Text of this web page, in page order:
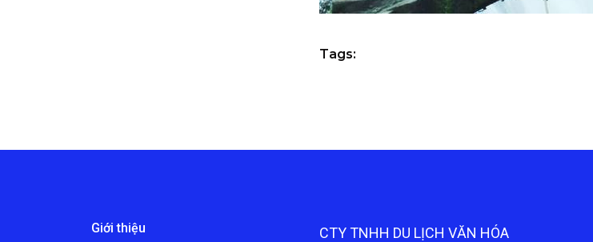
Tags:
Giới thiệu
CTY TNHH DU LỊCH VĂN HÓA